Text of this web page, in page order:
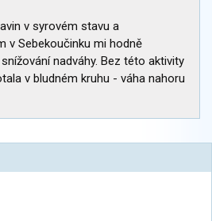
v syrovém stavu a
v Sebekoučinku mi hodně
nadváhy. Bez této aktivity
v bludném kruhu - váha nahoru